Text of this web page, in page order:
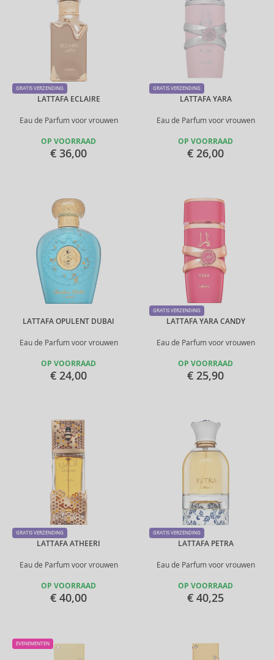
LATTAFA ECLAIRE
Eau de Parfum voor vrouwen
GRATIS VERZENDING
OP VOORRAAD
€ 36,00
LATTAFA YARA
Eau de Parfum voor vrouwen
GRATIS VERZENDING
OP VOORRAAD
€ 26,00
LATTAFA OPULENT DUBAI
Eau de Parfum voor vrouwen
OP VOORRAAD
€ 24,00
LATTAFA YARA CANDY
Eau de Parfum voor vrouwen
GRATIS VERZENDING
OP VOORRAAD
€ 25,90
LATTAFA ATHEERI
Eau de Parfum voor vrouwen
GRATIS VERZENDING
OP VOORRAAD
€ 40,00
LATTAFA PETRA
Eau de Parfum voor vrouwen
GRATIS VERZENDING
OP VOORRAAD
€ 40,25
EVENEMENTEN